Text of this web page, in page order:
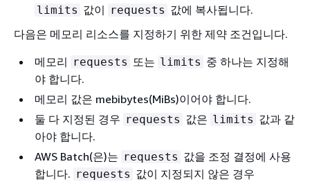
limits 값이 requests 값에 복사됩니다.
다음은 메모리 리소스를 지정하기 위한 제약 조건입니다.
메모리 requests 또는 limits 중 하나는 지정해
야 합니다.
메모리 값은 mebibytes(MiBs)이어야 합니다.
둘 다 지정된 경우 requests 값은 limits 값과 같
아야 합니다.
AWS Batch(은)는 requests 값을 조정 결정에 사용
합니다. requests 값이 지정되지 않은 경우